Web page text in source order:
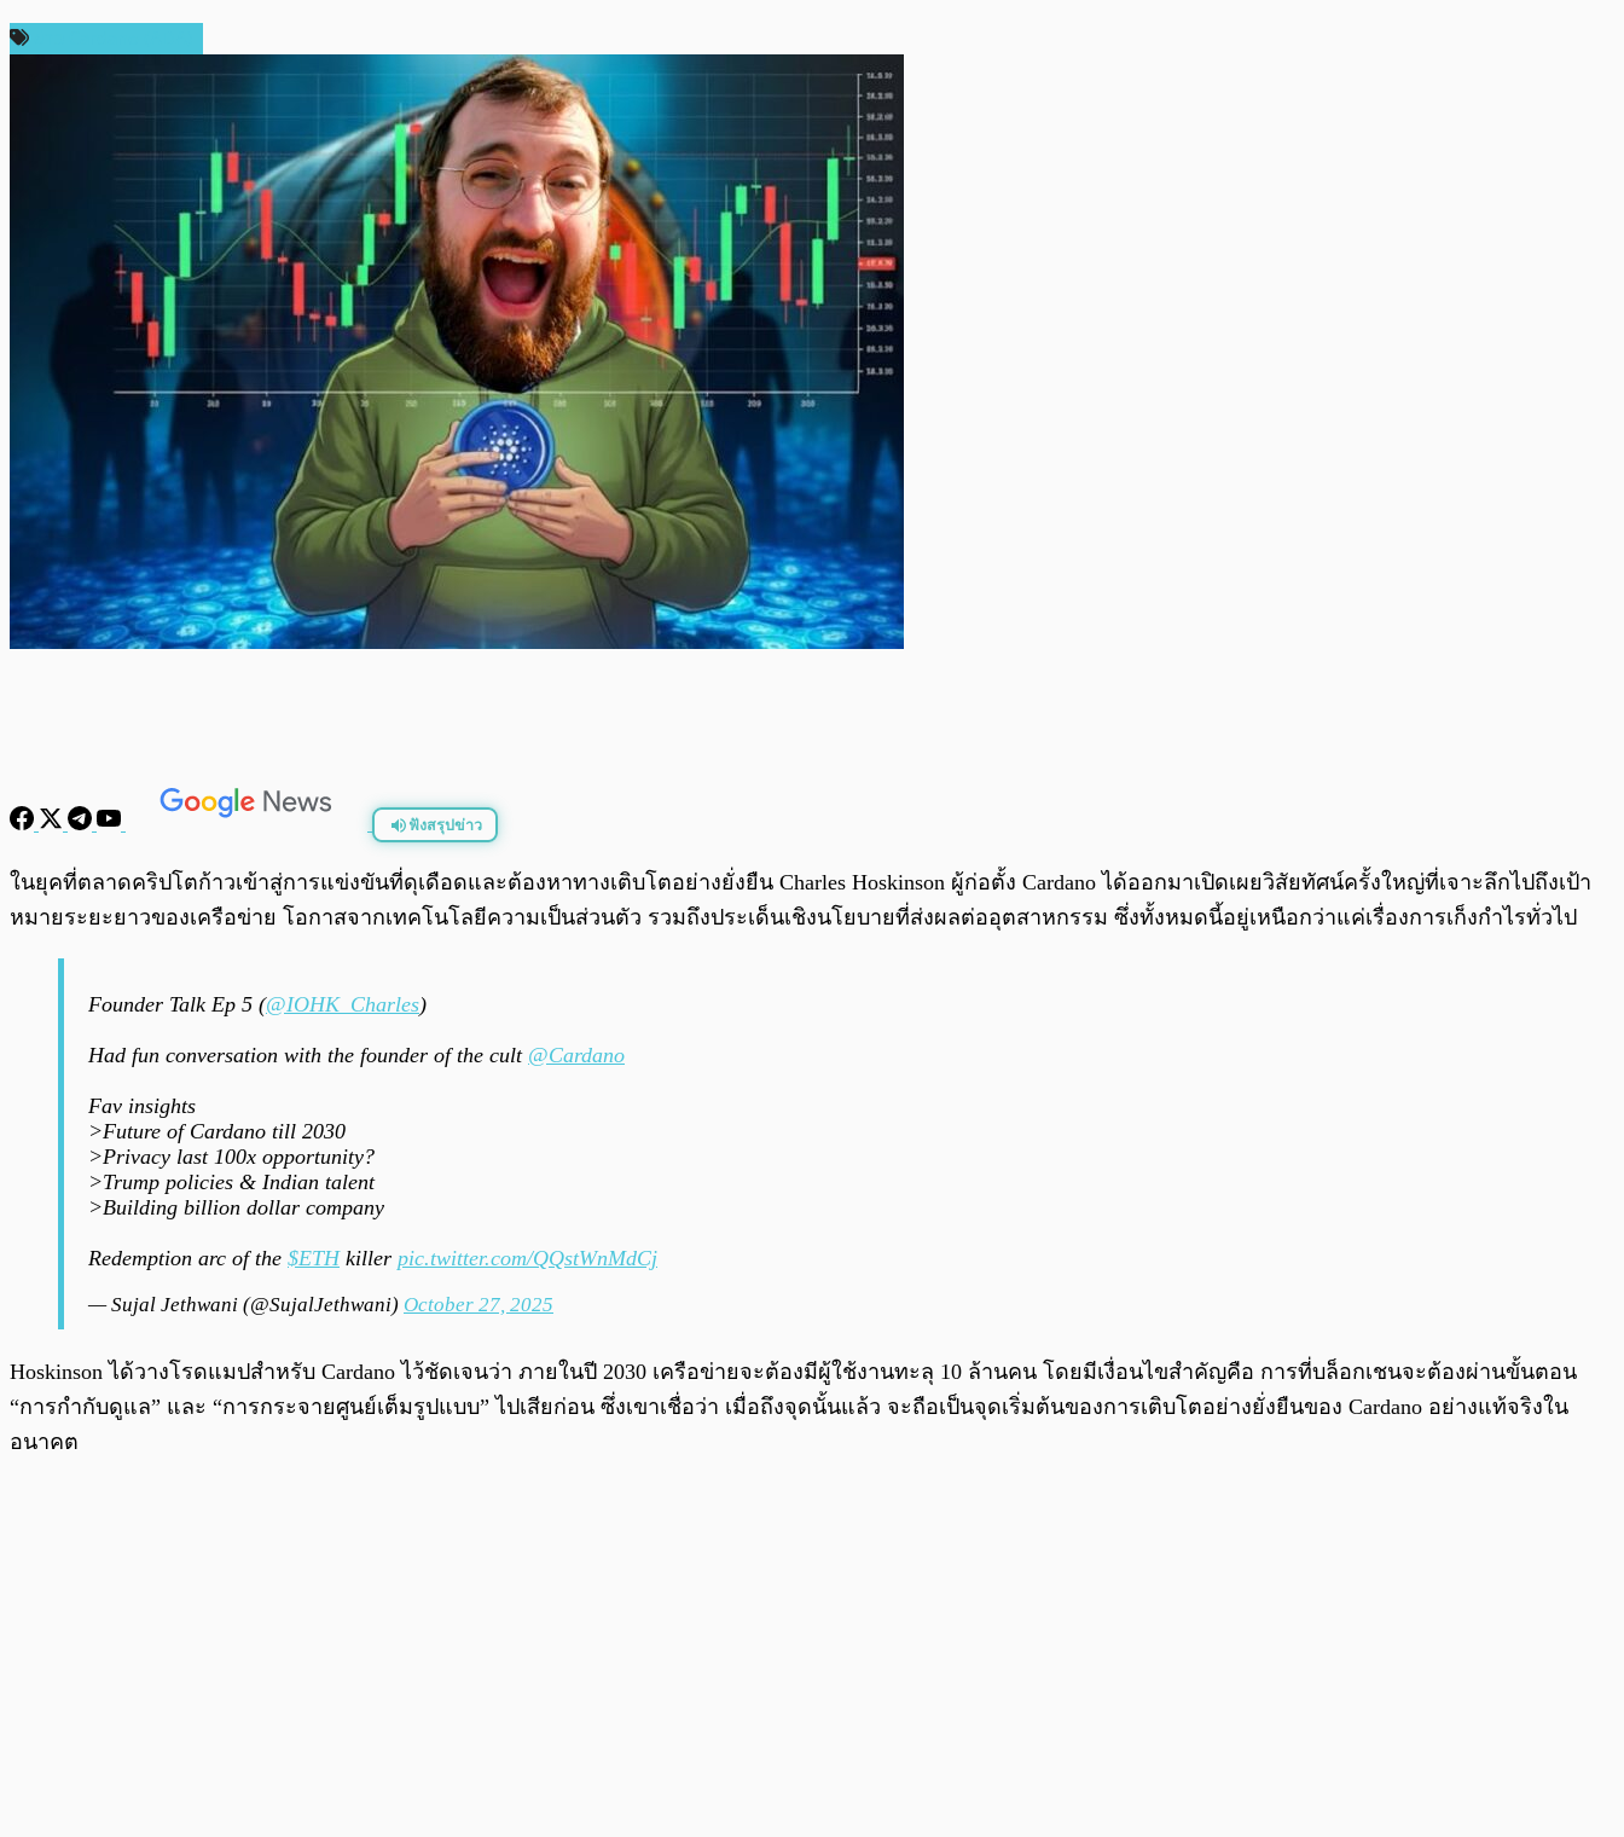
ฟังสรุปข่าว
พร้อมเล่น / 0:00
ในยุคที่ตลาดคริปโตก้าวเข้าสู่การแข่งขันที่ดุเดือดและต้องหาทางเติบโตอย่างยั่งยืน Charles Hoskinson ผู้ก่อตั้ง Cardano ได้ออกมาเปิดเผยวิสัยทัศน์ครั้งใหญ่ที่เจาะลึกไปถึงเป้า
หมายระยะยาวของเครือข่าย โอกาสจากเทคโนโลยีความเป็นส่วนตัว รวมถึงประเด็นเชิงนโยบายที่ส่งผลต่ออุตสาหกรรม ซึ่งทั้งหมดนี้อยู่เหนือกว่าแค่เรื่องการเก็งกำไรทั่วไป
Founder Talk Ep 5 (@IOHK_Charles)
Had fun conversation with the founder of the cult @Cardano
Fav insights
>Future of Cardano till 2030
>Privacy last 100x opportunity?
>Trump policies & Indian talent
>Building billion dollar company
Redemption arc of the $ETHkiller pic.twitter.com/QQstWnMdCj
— Sujal Jethwani (@SujalJethwani) October 27, 2025
Hoskinson ได้วางโรดแมปสำหรับ Cardano ไว้ชัดเจนว่า ภายในปี 2030 เครือข่ายจะต้องมีผู้ใช้งานทะลุ 10 ล้านคน โดยมีเงื่อนไขสำคัญคือ การที่บล็อกเชนจะต้องผ่านขั้นตอน
“การกำกับดูแล” และ “การกระจายศูนย์เต็มรูปแบบ” ไปเสียก่อน ซึ่งเขาเชื่อว่า เมื่อถึงจุดนั้นแล้ว จะถือเป็นจุดเริ่มต้นของการเติบโตอย่างยั่งยืนของ Cardano อย่างแท้จริงใน
อนาคต